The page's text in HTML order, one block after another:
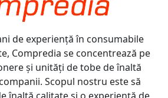
de experiență în consumabile
Compredia se concentrează pe
și unități de tobe de înaltă
Scopul nostru este să